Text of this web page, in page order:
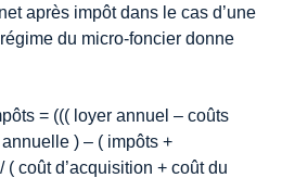
après impôt dans le cas d’une
du micro-foncier donne
= ((( loyer annuel – coûts
) – ( impôts +
coût d’acquisition + coût du